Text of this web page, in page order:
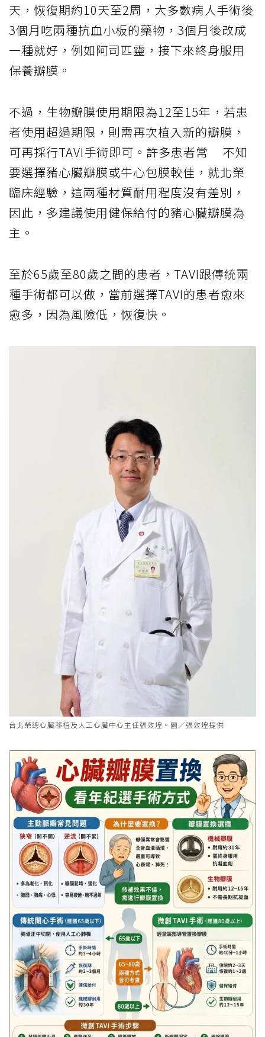
天，恢復期約10天至2周，大多數病人手術後
3個月吃兩種抗血小板的藥物，3個月後改成
一種就好，例如阿司匹靈，接下來終身服用
保養瓣膜。
不過，生物瓣膜使用期限為12至15年，若患
者使用超過期限，則需再次植入新的瓣膜，
可再採行TAVI手術即可。許多患者常 不知
要選擇豬心臟瓣膜或牛心包膜較佳，就北榮
臨床經驗，這兩種材質耐用程度沒有差別，
因此，多建議使用健保給付的豬心臟瓣膜為
主。
至於65歲至80歲之間的患者，TAVI跟傳統兩
種手術都可以做，當前選擇TAVI的患者愈來
愈多，因為風險低，恢復快。
台北榮總心臟移植及人工心臟中心主任張效煌。圖／張效煌提供